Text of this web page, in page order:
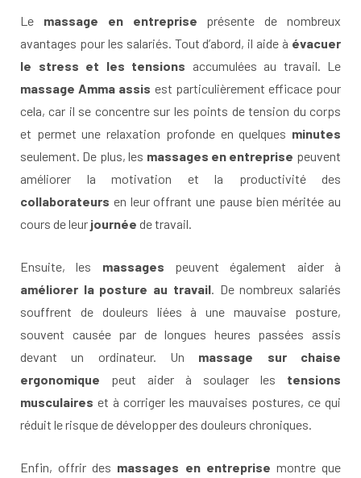
Le massage en entreprise présente de nombreux
avantages pour les salariés. Tout d’abord, il aide à évacuer
le stress et les tensions accumulées au travail. Le
massage Amma assis est particulièrement efficace pour
cela, car il se concentre sur les points de tension du corps
et permet une relaxation profonde en quelques minutes
seulement. De plus, les massages en entreprise peuvent
améliorer la motivation et la productivité des
collaborateurs en leur offrant une pause bien méritée au
cours de leur journée de travail.
Ensuite, les massages peuvent également aider à
améliorer la posture au travail. De nombreux salariés
souffrent de douleurs liées à une mauvaise posture,
souvent causée par de longues heures passées assis
devant un ordinateur. Un massage sur chaise
ergonomique peut aider à soulager les tensions
musculaires et à corriger les mauvaises postures, ce qui
réduit le risque de développer des douleurs chroniques.
Enfin, offrir des massages en entreprise montre que